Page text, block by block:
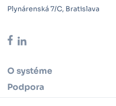
Plynárenská 7/C, Bratislava
O systéme
Podpora